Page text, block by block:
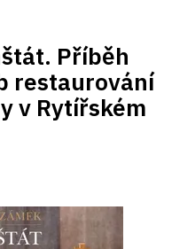
Příběh
restaurování
v Rytířském